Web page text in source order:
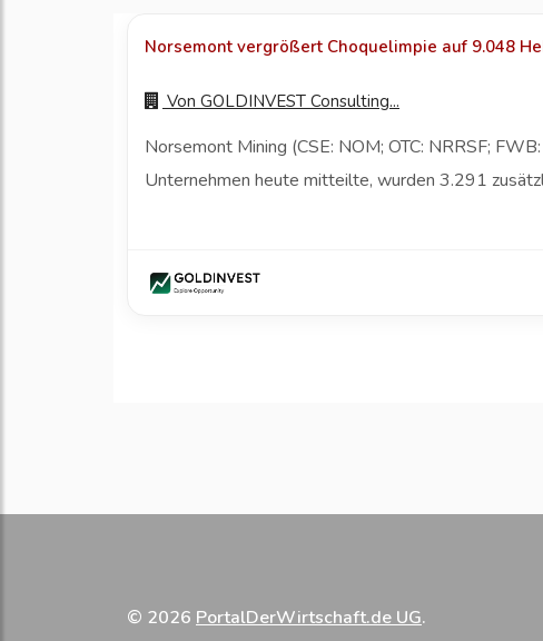
Norsemont vergrößert Choquelimpie auf 9.048
Von GOLDINVEST Consulting...
Norsemont Mining (CSE: NOM; OTC: NRRSF;
Unternehmen heute mitteilte, wurden 3.291
© 2026 PortalDerWirtschaft.de UG.